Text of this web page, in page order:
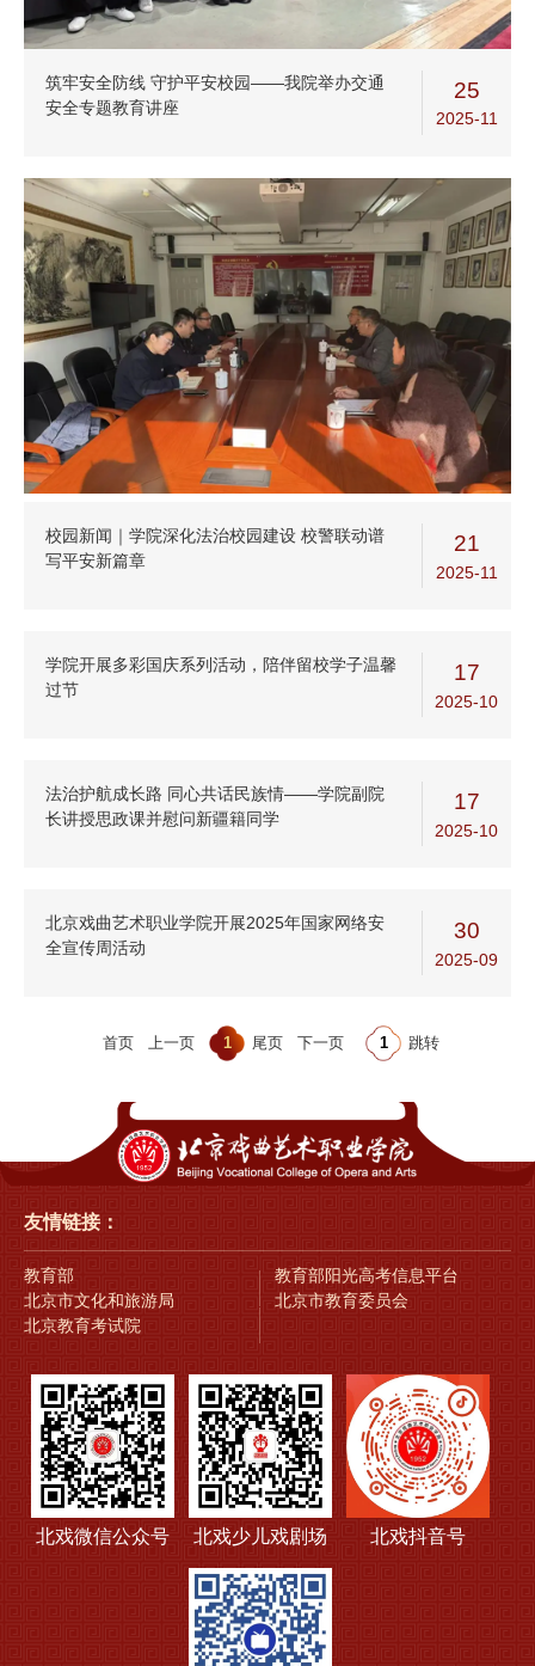
筑牢安全防线 守护平安校园——我院举办交通
安全专题教育讲座
25
2025-11
校园新闻｜学院深化法治校园建设 校警联动谱
写平安新篇章
21
2025-11
学院开展多彩国庆系列活动，陪伴留校学子温馨
过节
17
2025-10
法治护航成长路 同心共话民族情——学院副院
长讲授思政课并慰问新疆籍同学
17
2025-10
北京戏曲艺术职业学院开展2025年国家网络安
全宣传周活动
30
2025-09
首页 上一页 1 尾页 下一页 跳转
友情链接：
教育部
北京市文化和旅游局
教育部阳光高考信息平台
北京市教育委员会
北京教育考试院
北戏微信公众号 北戏少儿戏剧场 北戏抖音号